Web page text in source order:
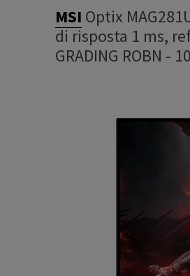
MSI Optix
di risposta 1 ms,
GRADING ROBN -